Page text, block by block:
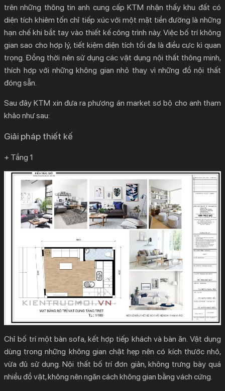
trên những thông tin anh cung cấp KTM nhận thấy khu đất có
diện tích khiêm tốn chỉ tiếp xúc với một mặt tiền đường là những
hạn chế khi bắt tay vào thiết kế công trình này. Việc bố trí không
gian sao cho hợp lý, tiết kiệm diện tích tối đa là điều cực kì quan
trọng. Đồng thời nên sử dụng các vật dụng nội thất thông minh,
thích hợp với những không gian nhỏ thay vì những đồ nội thất
đóng sẵn.
Sau đây KTM xin đưa ra phương án market sơ bộ cho anh tham
khảo như sau:
Giải pháp thiết kế
+ Tầng 1
Chỉ bố trí một bàn sofa, kết hợp tiếp khách và bàn ăn. Vật dụng
dùng trong những không gian chật hẹp nên có kích thước nhỏ,
vừa đủ sử dụng. Nội thất bố trí đơn giản, không trưng bày quá
nhiều đồ vật, không nên ngăn cách không gian bằng vách cứng.